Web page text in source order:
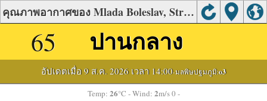
คุณภาพอากาศของ Mlada Boleslav, Stredocesky
65 ปานกลาง
อัปเดตเมื่อ 9 ส.ค. 2026 เวลา 14:00-มลพิษปฐมภูมิ:o3
Temp: 26°C - Wind: 2m/s 0 -